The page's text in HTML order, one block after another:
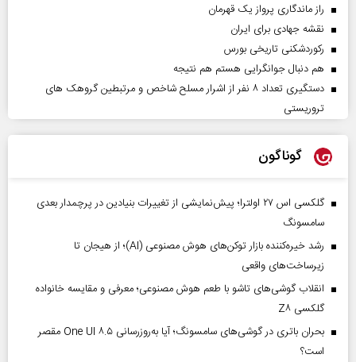
راز ماندگاری پرواز یک قهرمان
نقشه جهادی برای ایران
رکوردشکنی تاریخی بورس
هم دنبال جوانگرایی هستم هم نتیجه
دستگیری تعداد ۸ نفر از اشرار مسلح شاخص و مرتبطین گروهک های
تروریستی
گوناگون
گلکسی اس ۲۷ اولترا؛ پیش‌نمایشی از تغییرات بنیادین در پرچمدار بعدی
سامسونگ
رشد خیره‌کننده بازار توکن‌های هوش مصنوعی (AI)؛ از هیجان تا
زیرساخت‌های واقعی
انقلاب گوشی‌های تاشو‌ با طعم هوش مصنوعی؛ معرفی و مقایسه خانواده
گلکسی Z۸
بحران باتری در گوشی‌های سامسونگ؛ آیا به‌روزرسانی One UI ۸.۵ مقصر
است؟